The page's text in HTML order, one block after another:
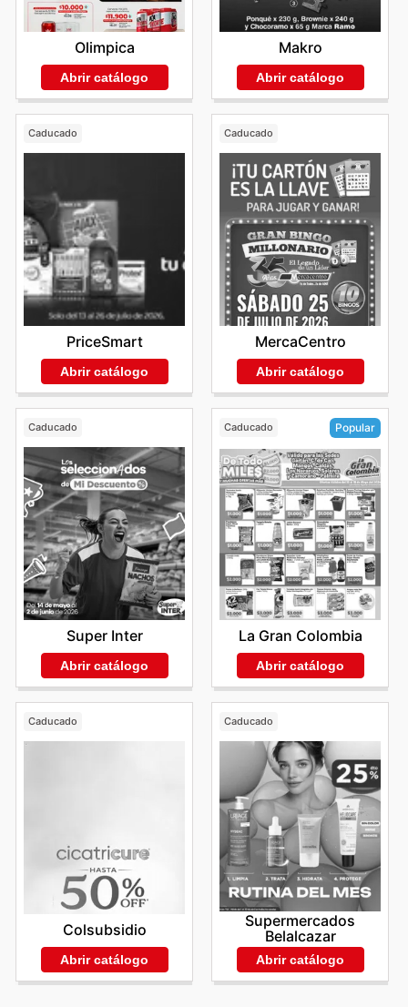
Olimpica
Abrir catálogo
Makro
Abrir catálogo
Caducado
PriceSmart
Abrir catálogo
Caducado
MercaCentro
Abrir catálogo
Caducado
Super Inter
Abrir catálogo
Caducado Popular
La Gran Colombia
Abrir catálogo
Caducado
Colsubsidio
Abrir catálogo
Caducado
Supermercados
Belalcazar
Abrir catálogo